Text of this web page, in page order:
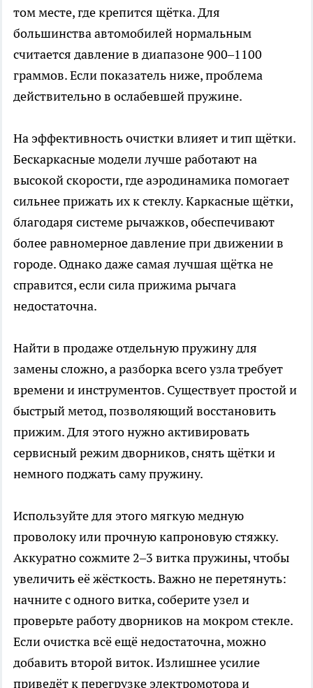
том месте, где крепится щётка. Для
большинства автомобилей нормальным
считается давление в диапазоне 900–1100
граммов. Если показатель ниже, проблема
действительно в ослабевшей пружине.
На эффективность очистки влияет и тип щётки.
Бескаркасные модели лучше работают на
высокой скорости, где аэродинамика помогает
сильнее прижать их к стеклу. Каркасные щётки,
благодаря системе рычажков, обеспечивают
более равномерное давление при движении в
городе. Однако даже самая лучшая щётка не
справится, если сила прижима рычага
недостаточна.
Найти в продаже отдельную пружину для
замены сложно, а разборка всего узла требует
времени и инструментов. Существует простой и
быстрый метод, позволяющий восстановить
прижим. Для этого нужно активировать
сервисный режим дворников, снять щётки и
немного поджать саму пружину.
Используйте для этого мягкую медную
проволоку или прочную капроновую стяжку.
Аккуратно сожмите 2–3 витка пружины, чтобы
увеличить её жёсткость. Важно не перетянуть:
начните с одного витка, соберите узел и
проверьте работу дворников на мокром стекле.
Если очистка всё ещё недостаточна, можно
добавить второй виток. Излишнее усилие
приведёт к перегрузке электромотора и